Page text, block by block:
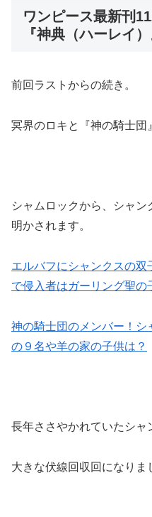
ワンピース最新刊
『神典（ハーレイ）
前回ラストからの続き。
冥界のロキと『神の騎士団
シャムロックから、シャン
明かされます。
エルバフにシャンクスの
で侵入者はガーリング聖の
神の騎士団のメンバー！シ
の９名や羊の家の子供は？
長年ささやかれていたシャ
大きな伏線回収回になりま